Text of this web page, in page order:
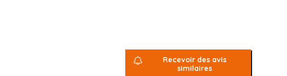
Recevoir des avis
similaires